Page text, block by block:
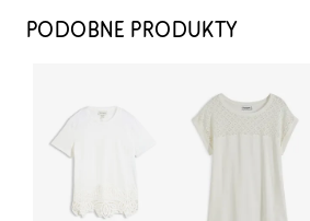
64,99 zł
Spodnie culotte z mieszanki wiskozy
99,99 zł
Torba typu shopper z ozdobnym paskiem
PODOBNE PRODUKTY